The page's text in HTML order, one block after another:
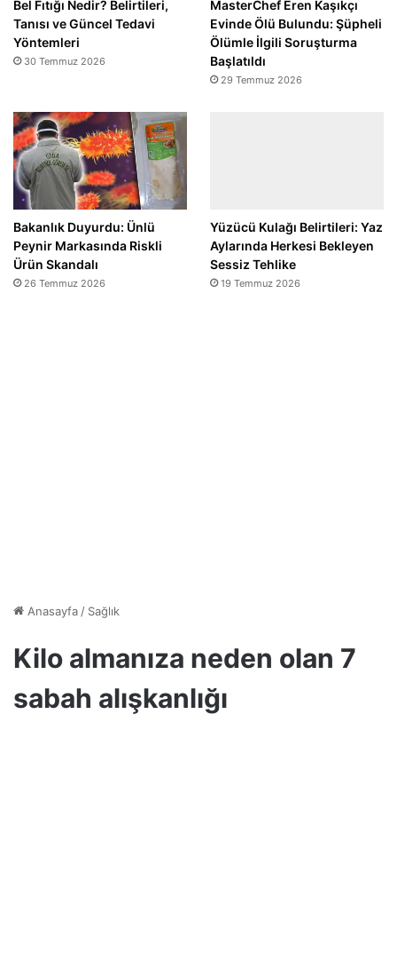
Bel Fıtığı Nedir? Belirtileri,
Tanısı ve Güncel Tedavi
Yöntemleri
30 Temmuz 2026
MasterChef Eren Kaşıkçı
Evinde Ölü Bulundu: Şüpheli
Ölümle İlgili Soruşturma
Başlatıldı
29 Temmuz 2026
Bakanlık Duyurdu: Ünlü
Peynir Markasında Riskli
Ürün Skandalı
26 Temmuz 2026
Yüzücü Kulağı Belirtileri: Yaz
Aylarında Herkesi Bekleyen
Sessiz Tehlike
19 Temmuz 2026